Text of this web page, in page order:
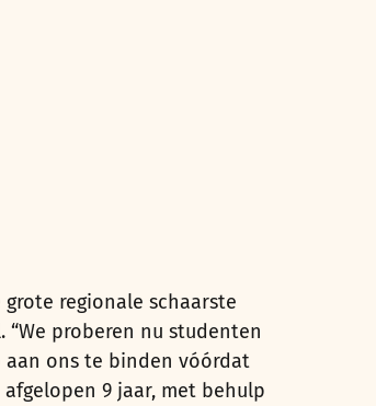
regionale schaarste
proberen nu studenten
ons te binden vóórdat
9 jaar, met behulp